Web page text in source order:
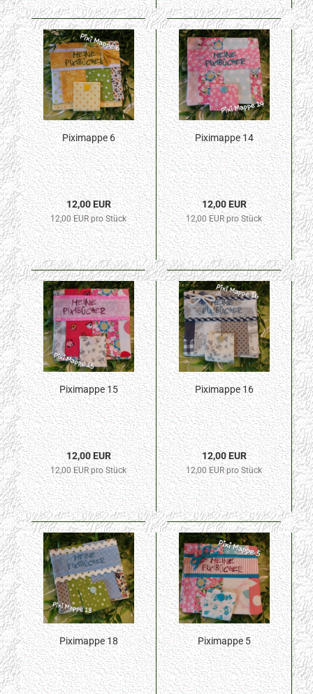
Piximappe 6
12,00 EUR
12,00 EUR pro Stück
Piximappe 14
12,00 EUR
12,00 EUR pro Stück
Piximappe 15
12,00 EUR
12,00 EUR pro Stück
Piximappe 16
12,00 EUR
12,00 EUR pro Stück
Piximappe 18 Piximappe 5